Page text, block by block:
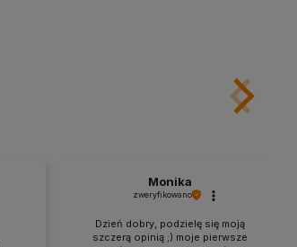
Monika
zweryfikowano
Dzień dobry, podzielę się moją
szczerą opinią ;) moje pierwsze